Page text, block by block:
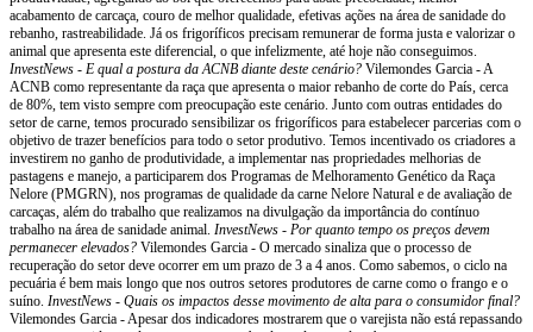
acabamento de carcaça, couro de melhor qualidade, efetivas ações na área de sanidade do
rebanho, rastreabilidade. Já os frigoríficos precisam remunerar de forma justa e valorizar o
animal que apresenta este diferencial, o que infelizmente, até hoje não conseguimos.
InvestNews - E qual a postura da ACNB diante deste cenário? Vilemondes Garcia - A
ACNB como representante da raça que apresenta o maior rebanho de corte do País, cerca
de 80%, tem visto sempre com preocupação este cenário. Junto com outras entidades do
setor de carne, temos procurado sensibilizar os frigoríficos para estabelecer parcerias com o
objetivo de trazer benefícios para todo o setor produtivo. Temos incentivado os criadores a
investirem no ganho de produtividade, a implementar nas propriedades melhorias de
pastagens e manejo, a participarem dos Programas de Melhoramento Genético da Raça
Nelore (PMGRN), nos programas de qualidade da carne Nelore Natural e de avaliação de
carcaças, além do trabalho que realizamos na divulgação da importância do contínuo
trabalho na área de sanidade animal. InvestNews - Por quanto tempo os preços devem
permanecer elevados? Vilemondes Garcia - O mercado sinaliza que o processo de
recuperação do setor deve ocorrer em um prazo de 3 a 4 anos. Como sabemos, o ciclo na
pecuária é bem mais longo que nos outros setores produtores de carne como o frango e o
suíno. InvestNews - Quais os impactos desse movimento de alta para o consumidor final?
Vilemondes Garcia - Apesar dos indicadores mostrarem que o varejista não está repassando